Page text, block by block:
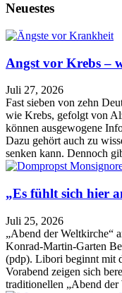
Neuestes
Angst vor Krebs –
Juli 27, 2026
Fast sieben von zehn
wie Krebs, gefolgt von
können ausgewogene
Dazu gehört auch zu
senken kann. Dennoch
„Es fühlt sich hier
Juli 25, 2026
„Abend der Weltkirche“
Konrad-Martin-Garten
(pdp). Libori beginnt mit
Vorabend zeigen sich
traditionellen „Abend